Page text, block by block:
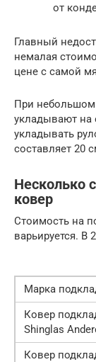
от
Главный
немалая
цене с самой
При небольшом
укладывают на
укладывать
составляет 20
Несколько
ковер
Стоимость на
варьируется. В
Марка
Ковер
Shinglas
Ковер